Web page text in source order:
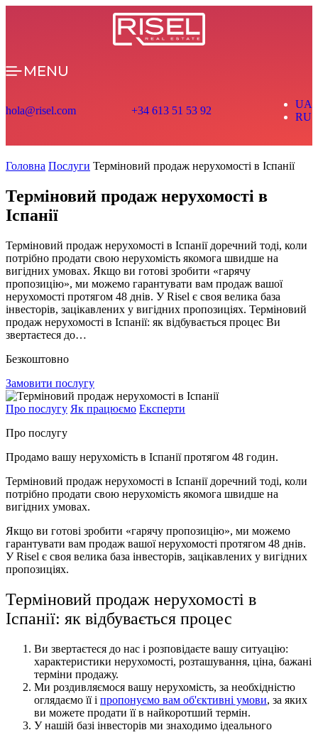
MENU
hola@risel.com +34 613 51 53 92
UA
RU
Головна Послуги Терміновий продаж нерухомості в Іспанії
Терміновий продаж нерухомості в
Іспанії
Терміновий продаж нерухомості в Іспанії доречний тоді, коли
потрібно продати свою нерухомість якомога швидше на
вигідних умовах. Якщо ви готові зробити «гарячу
пропозицію», ми можемо гарантувати вам продаж вашої
нерухомості протягом 48 днів. У Risel є своя велика база
інвесторів, зацікавлених у вигідних пропозиціях. Терміновий
продаж нерухомості в Іспанії: як відбувається процес Ви
звертаєтеся до…
Безкоштовно
Замовити послугу
Про послугу Як працюємо Експерти
Про послугу
Продамо вашу нерухомість в Іспанії протягом 48 годин.
Терміновий продаж нерухомості в Іспанії доречний тоді, коли
потрібно продати свою нерухомість якомога швидше на
вигідних умовах.
Якщо ви готові зробити «гарячу пропозицію», ми можемо
гарантувати вам продаж вашої нерухомості протягом 48 днів.
У Risel є своя велика база інвесторів, зацікавлених у вигідних
пропозиціях.
Терміновий продаж нерухомості в
Іспанії: як відбувається процес
Ви звертаєтеся до нас і розповідаєте вашу ситуацію:
характеристики нерухомості, розташування, ціна, бажані
терміни продажу.
Ми роздивляємося вашу нерухомість, за необхідністю
оглядаємо її і пропонуємо вам об'єктивні умови, за яких
ви можете продати її в найкоротший термін.
У нашій базі інвесторів ми знаходимо ідеального